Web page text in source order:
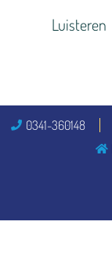
Luisteren
0341-360148